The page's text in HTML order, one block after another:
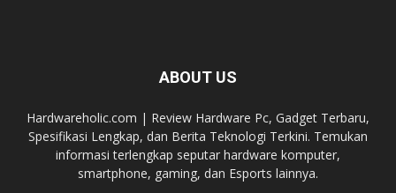
ABOUT US
Hardwareholic.com | Review Hardware Pc, Gadget Terbaru,
Spesifikasi Lengkap, dan Berita Teknologi Terkini. Temukan
informasi terlengkap seputar hardware komputer,
smartphone, gaming, dan Esports lainnya.